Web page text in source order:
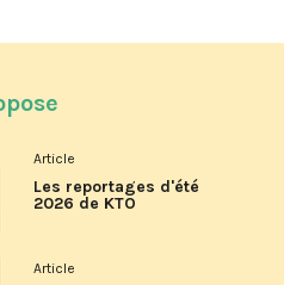
Article
Les reportages d'été
2026 de KTO
Article